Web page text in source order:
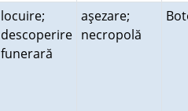
locuire;
descoperire
funerară
aşezare;
necropolă